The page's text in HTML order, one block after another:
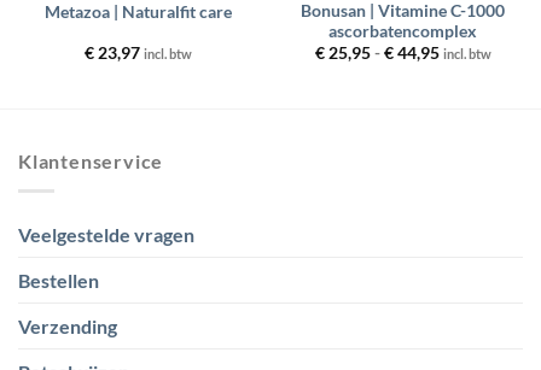
Metazoa | Naturalfit care
€23,97 incl. btw
Bonusan | Vitamine C-1000
ascorbatencomplex
€25,95 - €44,95Prijsklasse:
incl. btw
Klantenservice
Veelgestelde vragen
Bestellen
Verzending